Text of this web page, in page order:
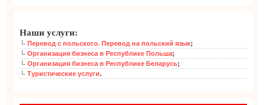
Наши услуги:
Перевод с польского. Перевод на польский язык;
Организация бизнеса в Республике Польша;
Организация бизнеса в Республике Беларусь;
Туристические услуги.